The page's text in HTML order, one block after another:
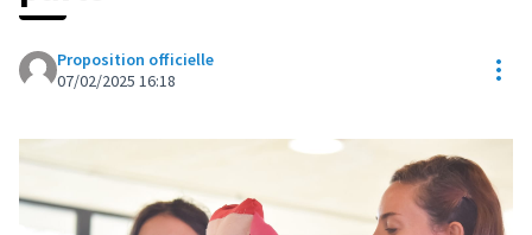
Proposition officielle
07/02/2025 16:18